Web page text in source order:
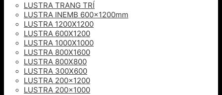
LUSTRA TRANG TRÍ
LUSTRA INEMB 600x1200mm
LUSTRA 1200X1200
LUSTRA 600X1200
LUSTRA 1000X1000
LUSTRA 800X1600
LUSTRA 800X800
LUSTRA 300X600
LUSTRA 200×1200
LUSTRA 200×1000